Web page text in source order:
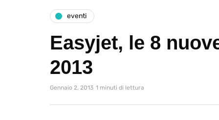
eventi
Easyjet, le 8
2013
Gennaio 2, 2013 1 minuti di lettura